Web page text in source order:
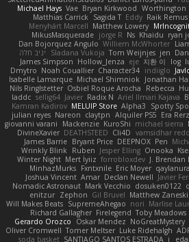
Michael Hays Vae Bryan Kirkwood Worthington
Matthias Carrick Sagida T Eddy Raik Remus
Menyhárt Marcell Matthew Lowery
MikusMasquerade jorge R Ns Khaidu ryan
Dan Bojorquez Angulo Williem McWhorter
יניב חלה
Sladana Vukoja Tom Weijnjes jen
James Simpson Hollow_Jenza eje 지환 이 log
Dmytro Noah Couallier Character34 indiiglo
Isabelle Lamarque Michael Shimniok Jonathan
Nils Ringlstetter Osbiel Roque Arocha Rebecca
laddc sellig64 Javier Radix N Ariel Ilmari Kajava
Kamran Kadirov MELUIP Store Alpha3 Spotty
julian reyes Nareon claytpn Alquiler PS5 Era
giovanni varani
Mackenzie KuroShi michael sierra
DivineXavier DEATHSTEED Cli4D vamsidhar
James Barrie Bryant Price DEEPNOX Pen
Wrinkly Blink Ruben Jesper Elling Onooka
Winter Night Mert İyiiz forrobloxdev J. Brendan
MinhazMurks Fxntxnile Eric Moyer
Joshua Vincent Amar Declan Newell Javier
Nomadic Astronaut Mark Vecchio dosuken0122
enitzur Zephon Gil Bruvel Matthew Zaneski
Will Makes Beats SupremeAhegao nori Marlise
Richard Gallagher Firelegend Toby Meadows
Gerardo Orozco
Oskar Mendez NoGreatMystery
Oliver Cromwell Tomer Meltser Luke Ridehalgh
soda basket SANTIAGO SANTOS ESTRADA j_